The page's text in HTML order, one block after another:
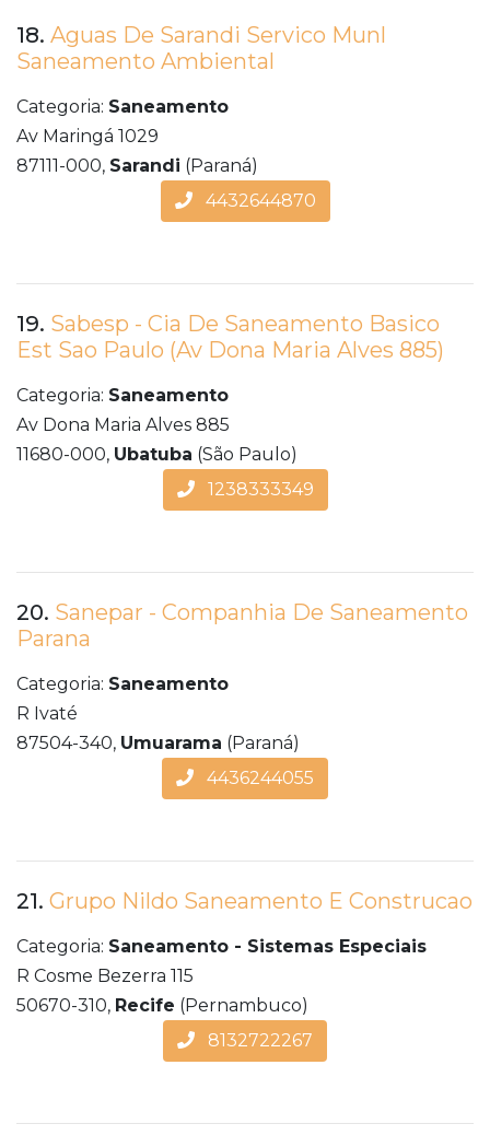
18. Aguas De Sarandi Servico Munl
Saneamento Ambiental
Categoria: Saneamento
Av Maringá 1029
87111-000, Sarandi (Paraná)
4432644870
19. Sabesp - Cia De Saneamento Basico
Est Sao Paulo (Av Dona Maria Alves 885)
Categoria: Saneamento
Av Dona Maria Alves 885
11680-000, Ubatuba (São Paulo)
1238333349
20. Sanepar - Companhia De Saneamento
Parana
Categoria: Saneamento
R Ivaté
87504-340, Umuarama (Paraná)
4436244055
21. Grupo Nildo Saneamento E Construcao
Categoria: Saneamento - Sistemas Especiais
R Cosme Bezerra 115
50670-310, Recife (Pernambuco)
8132722267